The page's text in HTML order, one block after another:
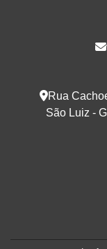
Rua
São Luiz -